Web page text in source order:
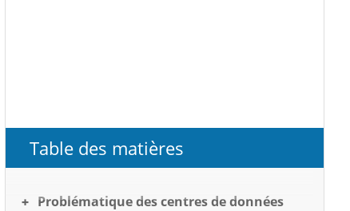
Table des matières
Problématique des centres de données